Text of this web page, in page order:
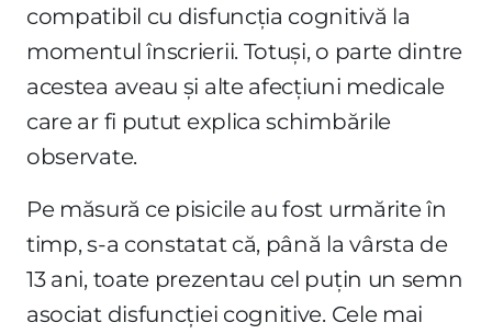
compatibil cu disfuncția cognitivă la
momentul înscrierii. Totuși, o parte dintre
acestea aveau și alte afecțiuni medicale
care ar fi putut explica schimbările
observate.
Pe măsură ce pisicile au fost urmărite în
timp, s-a constatat că, până la vârsta de
13 ani, toate prezentau cel puțin un semn
asociat disfuncției cognitive. Cele mai